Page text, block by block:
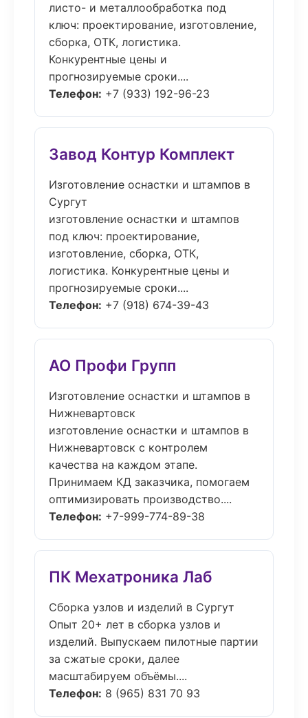
листо- и металлообработка под
ключ: проектирование, изготовление,
сборка, ОТК, логистика.
Конкурентные цены и
прогнозируемые сроки....
Телефон: +7 (933) 192-96-23
Завод Контур Комплект
Изготовление оснастки и штампов в
Сургут
изготовление оснастки и штампов
под ключ: проектирование,
изготовление, сборка, ОТК,
логистика. Конкурентные цены и
прогнозируемые сроки....
Телефон: +7 (918) 674-39-43
АО Профи Групп
Изготовление оснастки и штампов в
Нижневартовск
изготовление оснастки и штампов в
Нижневартовск с контролем
качества на каждом этапе.
Принимаем КД заказчика, помогаем
оптимизировать производство....
Телефон: +7-999-774-89-38
ПК Мехатроника Лаб
Сборка узлов и изделий в Сургут
Опыт 20+ лет в сборка узлов и
изделий. Выпускаем пилотные партии
за сжатые сроки, далее
масштабируем объёмы....
Телефон: 8 (965) 831 70 93